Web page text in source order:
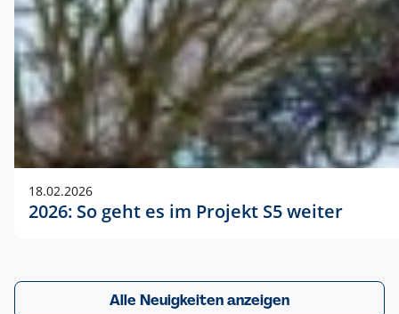
18.02.2026
2026: So geht es im Projekt S5 weiter
Alle Neuigkeiten anzeigen